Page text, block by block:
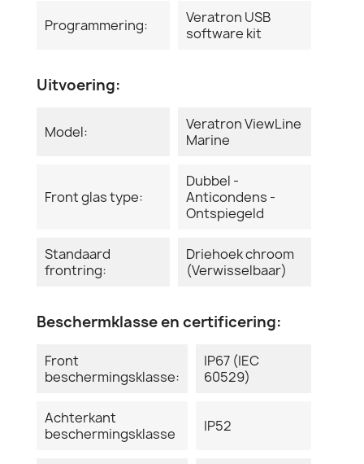
Programmering:
Veratron USB
software kit
Uitvoering:
Model:
Veratron ViewLine
Marine
Front glas type:
Dubbel -
Anticondens -
Ontspiegeld
Standaard
frontring:
Driehoek chroom
(Verwisselbaar)
Beschermklasse en certificering:
Front
beschermingsklasse:
IP67 (IEC
60529)
Achterkant
beschermingsklasse
IP52